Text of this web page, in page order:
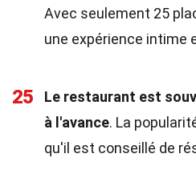
Avec seulement 25
une expérience intime
25
Le restaurant est
à l'avance. La
qu'il est conseillé de